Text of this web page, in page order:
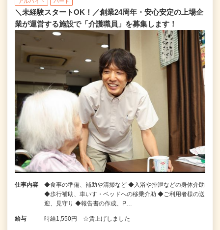
＼未経験スタートOK！／創業24周年・安心安定の上場企
業が運営する施設で「介護職員」を募集します！
仕事内容
◆食事の準備、補助や清掃など ◆入浴や排泄などの身体介助
◆歩行補助、車いす・ベッドへの移乗介助 ◆ご利用者様の送
迎、見守り ◆報告書の作成、P…
給与 時給1,550円 ☆賃上げしました